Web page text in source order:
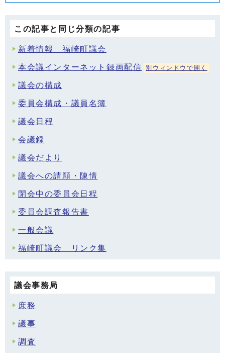
この記事と同じ分類の記事
新着情報 福崎町議会
本会議インターネット録画配信 別ウィンドウで開く
議会の構成
委員会構成・議員名簿
議会日程
会議録
議会だより
議会への請願・陳情
閉会中の委員会日程
委員会調査報告書
一般会議
福崎町議会 リンク集
議会事務局
庶務
議事
調査